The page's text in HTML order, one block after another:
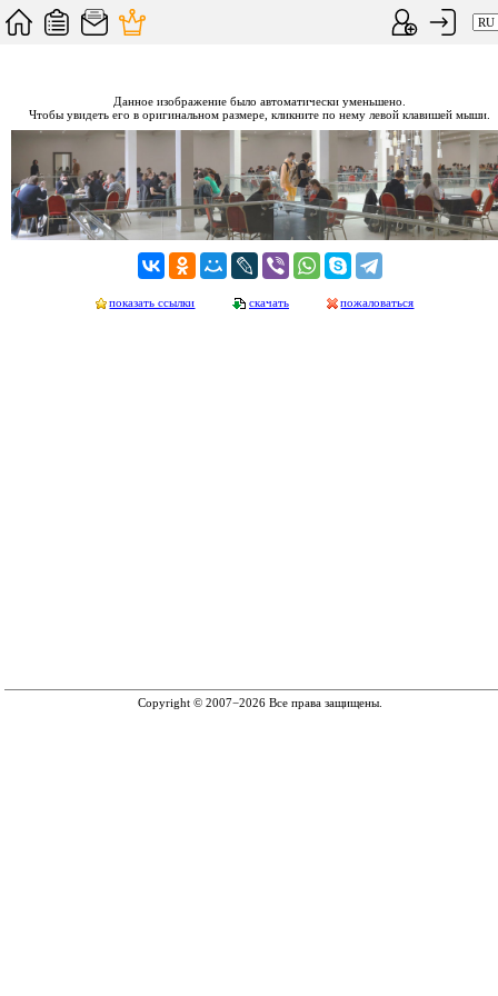
Данное изображение было автоматически уменьшено.
Чтобы увидеть его в оригинальном размере, кликните по нему левой клавишей мыши.
показать ссылки скачать пожаловаться
Copyright © 2007−2026 Все права защищены.